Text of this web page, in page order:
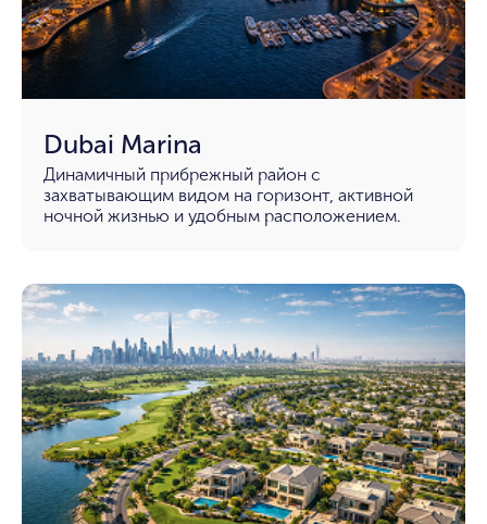
Dubai Marina
Динамичный прибрежный район с
захватывающим видом на горизонт, активной
ночной жизнью и удобным расположением.